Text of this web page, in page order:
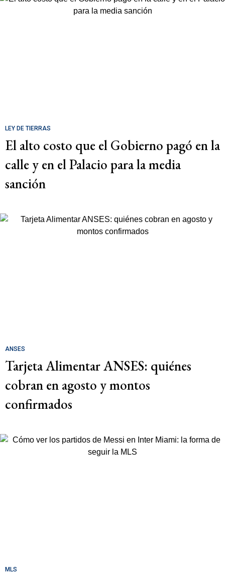
LEY DE TIERRAS
El alto costo que el Gobierno pagó en la
calle y en el Palacio para la media
sanción
ANSES
Tarjeta Alimentar ANSES: quiénes
cobran en agosto y montos
confirmados
MLS